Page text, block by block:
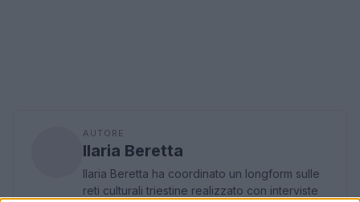
AUTORE
Ilaria Beretta
Ilaria Beretta ha coordinato un longform sulle
reti culturali triestine realizzato con interviste